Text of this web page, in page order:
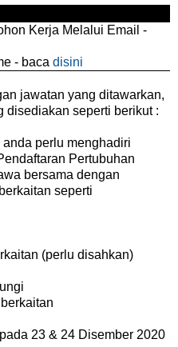
Kerja Melalui Email -
- bacadisini
jawatan yang ditawarkan,
disediakan seperti berikut :
perlu menghadiri
Pertubuhan
bersama dengan
seperti
(perlu disahkan)
23 & 24 Disember 2020